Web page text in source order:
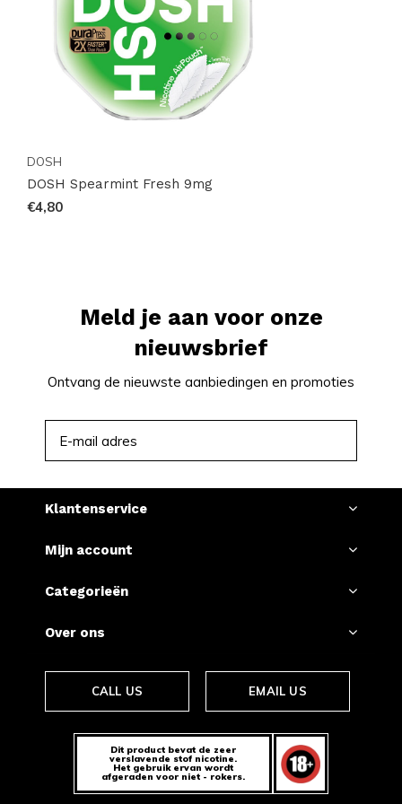
Bestel eenvoudig online en geniet snel van jouw
favoriete zakjes.
DOSH
DOSH Spearmint Fresh 9mg
€4,80
Meld je aan voor onze
nieuwsbrief
Ontvang de nieuwste aanbiedingen en promoties
Klantenservice
Mijn account
Categorieën
Over ons
CALL US EMAIL US
Dit product bevat de zeer
verslavende stof nicotine.
Het gebruik ervan wordt
afgeraden voor niet - rokers.